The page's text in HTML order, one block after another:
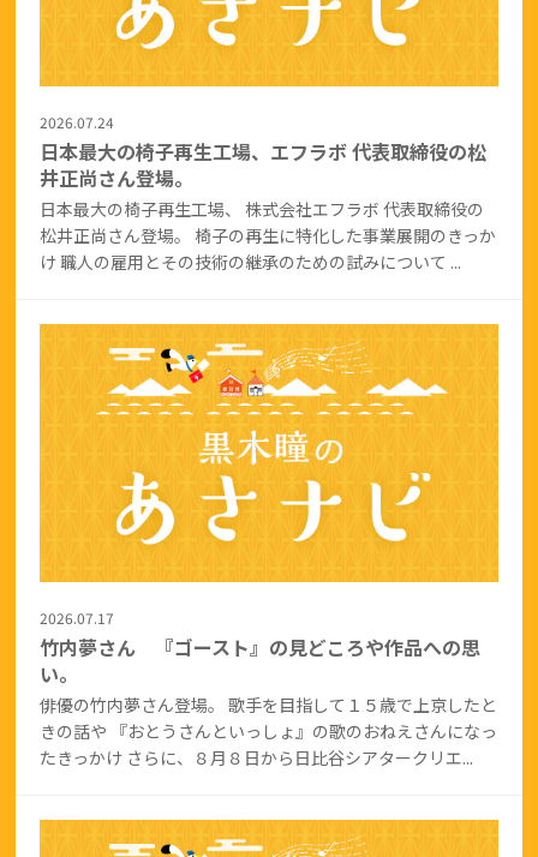
2026.07.24
日本最大の椅子再生工場、エフラボ 代表取締役の松
井正尚さん登場。
日本最大の椅子再生工場、 株式会社エフラボ 代表取締役の
松井正尚さん登場。 椅子の再生に特化した事業展開のきっか
け 職人の雇用とその技術の継承のための試みについて ...
2026.07.17
竹内夢さん 『ゴースト』の見どころや作品への思
い。
俳優の竹内夢さん登場。 歌手を目指して１５歳で上京したと
きの話や 『おとうさんといっしょ』の歌のおねえさんになっ
たきっかけ さらに、８月８日から日比谷シアタークリエ...